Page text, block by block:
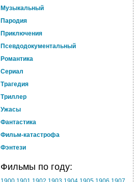
Музыкальный
Пародия
Приключения
Псевдодокументальный
Романтика
Cериал
Трагедия
Триллер
Ужасы
Фантастика
Фильм-катастрофа
Фэнтези
Фильмы по году: